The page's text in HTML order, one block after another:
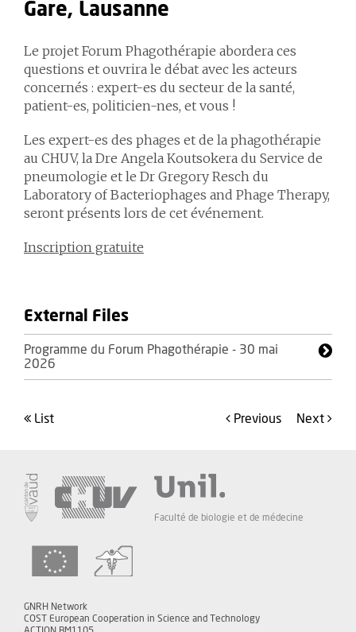
Gare, Lausanne
Le projet Forum Phagothérapie abordera ces
questions et ouvrira le débat avec les acteurs
concernés : expert-es du secteur de la santé,
patient-es, politicien-nes, et vous !
Les expert-es des phages et de la phagothérapie
au CHUV, la Dre Angela Koutsokera du Service de
pneumologie et le Dr Gregory Resch du
Laboratory of Bacteriophages and Phage Therapy,
seront présents lors de cet événement.
Inscription gratuite
External Files
Programme du Forum Phagothérapie - 30 mai
2026
list Previous Next
Faculté de biologie et de médecine
GNRH Network
COST European Cooperation in Science and Technology